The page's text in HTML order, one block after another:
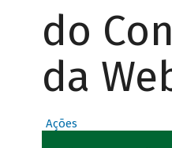
do
da
Ações